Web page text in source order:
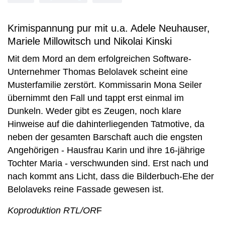
Krimispannung pur mit u.a. Adele Neuhauser,
Mariele Millowitsch und Nikolai Kinski
Mit dem Mord an dem erfolgreichen Software-
Unternehmer Thomas Belolavek scheint eine
Musterfamilie zerstört. Kommissarin Mona Seiler
übernimmt den Fall und tappt erst einmal im
Dunkeln. Weder gibt es Zeugen, noch klare
Hinweise auf die dahinterliegenden Tatmotive, da
neben der gesamten Barschaft auch die engsten
Angehörigen - Hausfrau Karin und ihre 16-jährige
Tochter Maria - verschwunden sind. Erst nach und
nach kommt ans Licht, dass die Bilderbuch-Ehe der
Belolaveks reine Fassade gewesen ist.
Koproduktion RTL/ORF